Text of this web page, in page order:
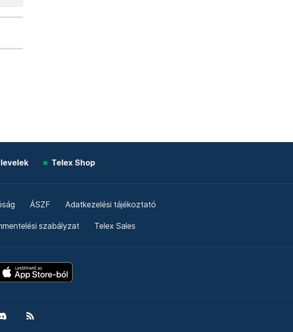
Telex Shop
ÁSZF Adatkezelési tájékoztató
szabályzat Telex Sales